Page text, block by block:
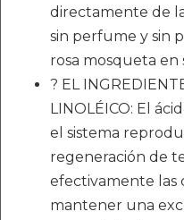
directamente de
sin perfume y sin
rosa mosqueta en
? EL
LINOLÉICO: El
el sistema
regeneración de
efectivamente las
mantener una